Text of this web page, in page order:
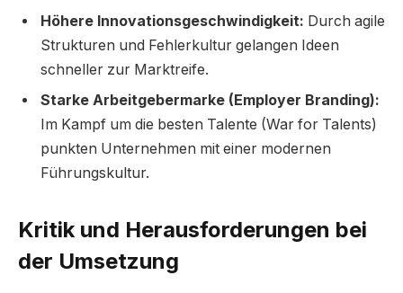
Höhere Innovationsgeschwindigkeit: Durch agile
Strukturen und Fehlerkultur gelangen Ideen
schneller zur Marktreife.
Starke Arbeitgebermarke (Employer Branding):
Im Kampf um die besten Talente (War for Talents)
punkten Unternehmen mit einer modernen
Führungskultur.
Kritik und Herausforderungen bei
der Umsetzung